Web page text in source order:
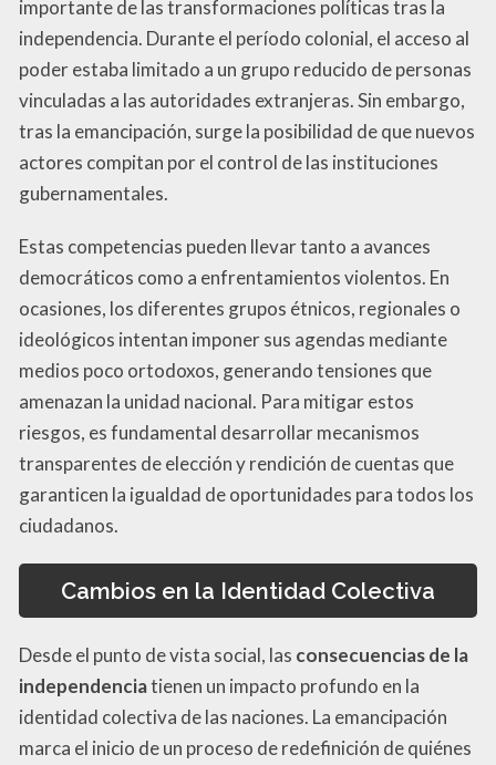
importante de las transformaciones políticas tras la
independencia. Durante el período colonial, el acceso al
poder estaba limitado a un grupo reducido de personas
vinculadas a las autoridades extranjeras. Sin embargo,
tras la emancipación, surge la posibilidad de que nuevos
actores compitan por el control de las instituciones
gubernamentales.
Estas competencias pueden llevar tanto a avances
democráticos como a enfrentamientos violentos. En
ocasiones, los diferentes grupos étnicos, regionales o
ideológicos intentan imponer sus agendas mediante
medios poco ortodoxos, generando tensiones que
amenazan la unidad nacional. Para mitigar estos
riesgos, es fundamental desarrollar mecanismos
transparentes de elección y rendición de cuentas que
garanticen la igualdad de oportunidades para todos los
ciudadanos.
Cambios en la Identidad Colectiva
Desde el punto de vista social, las consecuencias de la
independenciatienen un impacto profundo en la
identidad colectiva de las naciones. La emancipación
marca el inicio de un proceso de redefinición de quiénes